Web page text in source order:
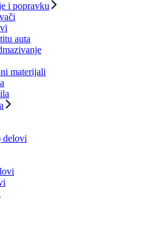
i popravku
auta
materijali
delovi